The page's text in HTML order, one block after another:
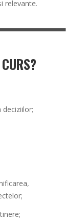
relevante.